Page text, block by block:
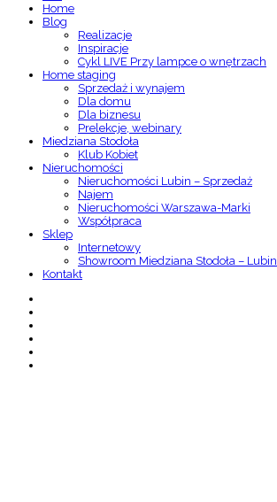
Home
Blog
Realizacje
Inspiracje
Cykl LIVE Przy lampce o wnętrzach
Home staging
Sprzedaż i wynajem
Dla domu
Dla biznesu
Prelekcje, webinary
Miedziana Stodoła
Klub Kobiet
Nieruchomości
Nieruchomości Lubin – Sprzedaż
Najem
Nieruchomości Warszawa-Marki
Współpraca
Sklep
Internetowy
Showroom Miedziana Stodoła – Lubin
Kontakt